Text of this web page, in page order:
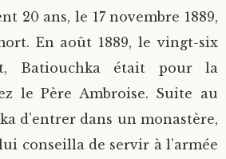
20 ans, le 17 novembre 1889,
En août 1889, le vingt-six
Batiouchka était pour la
le Père Ambroise. Suite au
d’entrer dans un monastère,
conseilla de servir à l’armée